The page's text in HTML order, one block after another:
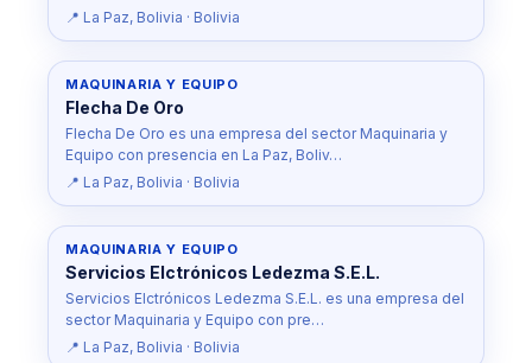
📍 La Paz, Bolivia · Bolivia
MAQUINARIA Y EQUIPO
Flecha De Oro
Flecha De Oro es una empresa del sector Maquinaria y
Equipo con presencia en La Paz, Boliv…
📍 La Paz, Bolivia · Bolivia
MAQUINARIA Y EQUIPO
Servicios Elctrónicos Ledezma S.E.L.
Servicios Elctrónicos Ledezma S.E.L. es una empresa del
sector Maquinaria y Equipo con pre…
📍 La Paz, Bolivia · Bolivia